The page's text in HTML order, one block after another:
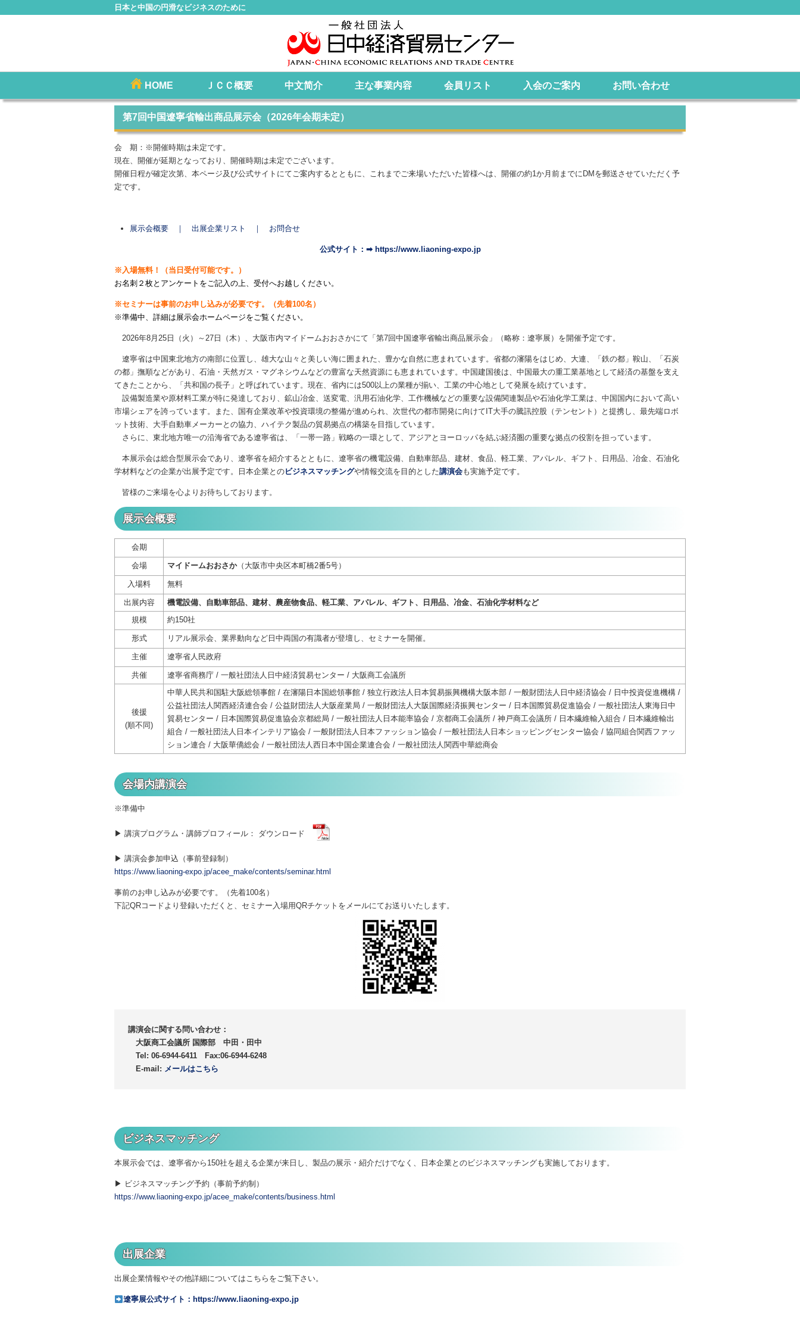
日本と中国の円滑なビジネスのために
メインメニュー
テ
へ
移
動
HOME ＪＣＣ概要 中文简介 主な事業内容 会員リスト 入会のご案内 お問い合わせ
第7回中国遼寧省輸出商品展示会（2026年会期未定）
会 期：※開催時期は未定です。
現在、開催が延期となっており、開催時期は未定でございます。
開催日程が確定次第、本ページ及び公式サイトにてご案内するとともに、これまでご来場いただいた皆様へは、開催の約1か月前までにDMを郵送させていただく予
定です。
展示会概要 ｜ 出展企業リスト ｜ お問合せ
公式サイト：➡ https://www.liaoning-expo.jp
※入場無料！（当日受付可能です。）
お名刺２枚とアンケートをご記入の上、受付へお越しください。
※セミナーは事前のお申し込みが必要です。（先着100名）
※準備中、詳細は展示会ホームページをご覧ください。
2026年8月25日（火）～27日（木）、大阪市内マイドームおおさかにて「第7回中国遼寧省輸出商品展示会」（略称：遼寧展）を開催予定です。
遼寧省は中国東北地方の南部に位置し、雄大な山々と美しい海に囲まれた、豊かな自然に恵まれています。省都の瀋陽をはじめ、大連、「鉄の都」鞍山、「石炭
の都」撫順などがあり、石油・天然ガス・マグネシウムなどの豊富な天然資源にも恵まれています。中国建国後は、中国最大の重工業基地として経済の基盤を支え
てきたことから、「共和国の長子」と呼ばれています。現在、省内には500以上の業種が揃い、工業の中心地として発展を続けています。
設備製造業や原材料工業が特に発達しており、鉱山冶金、送変電、汎用石油化学、工作機械などの重要な設備関連製品や石油化学工業は、中国国内において高い
市場シェアを誇っています。また、国有企業改革や投資環境の整備が進められ、次世代の都市開発に向けてIT大手の騰訊控股（テンセント）と提携し、最先端ロボ
ット技術、大手自動車メーカーとの協力、ハイテク製品の貿易拠点の構築を目指しています。
さらに、東北地方唯一の沿海省である遼寧省は、「一帯一路」戦略の一環として、アジアとヨーロッパを結ぶ経済圏の重要な拠点の役割を担っています。
本展示会は総合型展示会であり、遼寧省を紹介するとともに、遼寧省の機電設備、自動車部品、建材、食品、軽工業、アパレル、ギフト、日用品、冶金、石油化
学材料などの企業が出展予定です。日本企業とのビジネスマッチングや情報交流を目的とした講演会も実施予定です。
皆様のご来場を心よりお待ちしております。
展示会概要
会期
会場 マイドームおおさか（大阪市中央区本町橋2番5号）
入場料 無料
出展内容
機電設備、自動車部品、建材、農産物食品、軽工業、アパレル、ギフト、日用品、冶金、石油化学材料など
規模
約150社
形式 リアル展示会、業界動向など日中両国の有識者が登壇し、セミナーを開催。
主催 遼寧省人民政府
共催 遼寧省商務庁 / 一般社団法人日中経済貿易センター / 大阪商工会議所
後援
(順不同)
中華人民共和国駐大阪総領事館 / 在瀋陽日本国総領事館 / 独立行政法人日本貿易振興機構大阪本部 / 一般財団法人日中経済協会 / 日中投資促進機構 /
公益社団法人関西経済連合会 / 公益財団法人大阪産業局 / 一般財団法人大阪国際経済振興センター / 日本国際貿易促進協会 / 一般社団法人東海日中
貿易センター / 日本国際貿易促進協会京都総局 / 一般社団法人日本能率協会 / 京都商工会議所 / 神戸商工会議所 / 日本繊維輸入組合 / 日本繊維輸出
組合 / 一般社団法人日本インテリア協会 / 一般財団法人日本ファッション協会 / 一般社団法人日本ショッピングセンター協会 / 協同組合関西ファッ
ション連合 / 大阪華僑総会 / 一般社団法人西日本中国企業連合会 / 一般社団法人関西中華総商会
会場内講演会
※準備中
▶ 講演プログラム・講師プロフィール： ダウンロード
▶ 講演会参加申込（事前登録制）
https://www.liaoning-expo.jp/acee_make/contents/seminar.html
事前のお申し込みが必要です。（先着100名）
下記QRコードより登録いただくと、セミナー入場用QRチケットをメールにてお送りいたします。
講演会に関する問い合わせ：
大阪商工会議所 国際部 中田・田中
Tel: 06-6944-6411 Fax:06-6944-6248
E-mail: メールはこちら
ビジネスマッチング
本展示会では、遼寧省から150社を超える企業が来日し、製品の展示・紹介だけでなく、日本企業とのビジネスマッチングも実施しております。
▶ ビジネスマッチング予約（事前予約制）
https://www.liaoning-expo.jp/acee_make/contents/business.html
出展企業
出展企業情報やその他詳細についてはこちらをご覧下さい。
遼寧展公式サイト：https://www.liaoning-expo.jp